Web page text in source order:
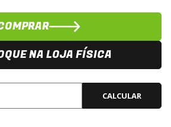
NA LOJA FÍSICA
CALCULAR